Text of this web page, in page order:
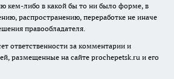
кем-либо в какой бы то ни было форме, в
распространению, переработке не иначе
правообладателя.
ответственности за комментарии и
размещенные на сайте prochepetsk.ru и его